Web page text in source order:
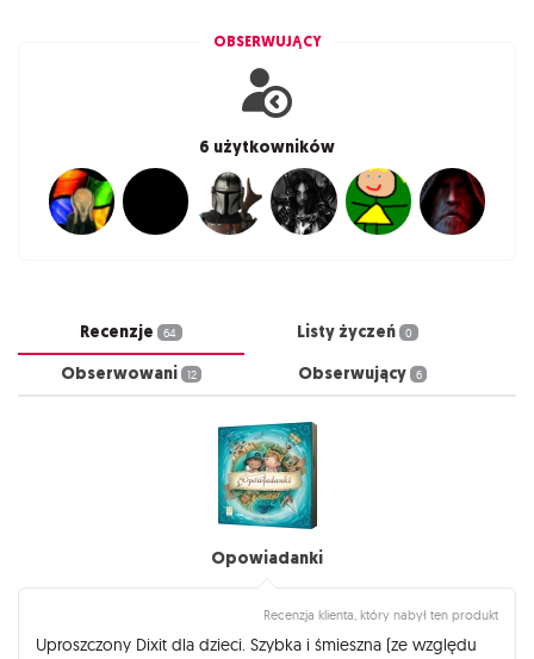
OBSERWUJĄCY
6 użytkowników
Recenzje 64 Listy życzeń 0
Obserwowani 12 Obserwujący 6
Opowiadanki
Recenzja klienta, który nabył ten produkt
Uproszczony Dixit dla dzieci. Szybka i śmieszna (ze względu